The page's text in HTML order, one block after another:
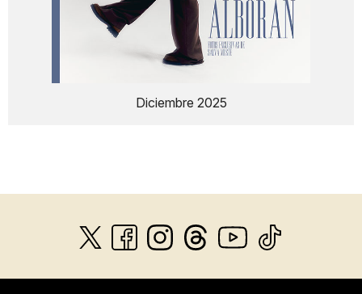
Diciembre 2025